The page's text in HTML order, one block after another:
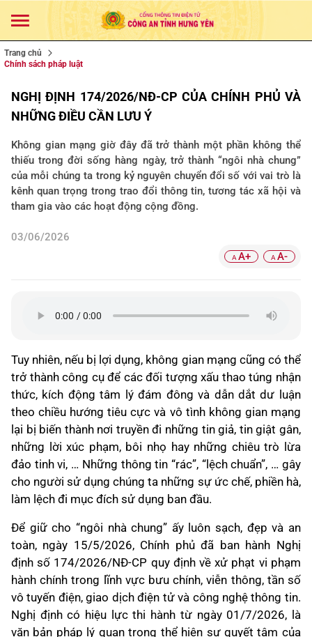
Trang chủ
Chính sách pháp luật
NGHỊ ĐỊNH 174/2026/NĐ-CP CỦA CHÍNH PHỦ VÀ
NHỮNG ĐIỀU CẦN LƯU Ý
Không gian mạng giờ đây đã trở thành một phần không thể
thiếu trong đời sống hàng ngày, trở thành “ngôi nhà chung”
của mỗi chúng ta trong kỷ nguyên chuyển đổi số với vai trò là
kênh quan trọng trong trao đổi thông tin, tương tác xã hội và
tham gia vào các hoạt động cộng đồng.
03/06/2026
A A+ A A-
Tuy nhiên, nếu bị lợi dụng, không gian mạng cũng có thể
trở thành công cụ để các đối tượng xấu thao túng nhận
thức, kích động tâm lý đám đông và dẫn dắt dư luận
theo chiều hướng tiêu cực và vô tình không gian mạng
lại bị biến thành nơi truyền đi những tin giả, tin giật gân,
những lời xúc phạm, bôi nhọ hay những chiêu trò lừa
đảo tinh vi, … Những thông tin “rác”, “lệch chuẩn”, … gây
cho người sử dụng chúng ta những sự ức chế, phiền hà,
làm lệch đi mục đích sử dụng ban đầu.
Để giữ cho “ngôi nhà chung” ấy luôn sạch, đẹp và an
toàn, ngày 15/5/2026, Chính phủ đã ban hành Nghị
định số 174/2026/NĐ-CP quy định về xử phạt vi phạm
hành chính trong lĩnh vực bưu chính, viễn thông, tần số
vô tuyến điện, giao dịch điện tử và công nghệ thông tin.
Nghị định có hiệu lực thi hành từ ngày 01/7/2026, là
văn bản pháp lý quan trọng thể hiện sự quyết tâm của